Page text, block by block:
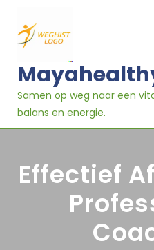
naar
inhoud
Samen op weg naar een
balans en energie.
Effectief